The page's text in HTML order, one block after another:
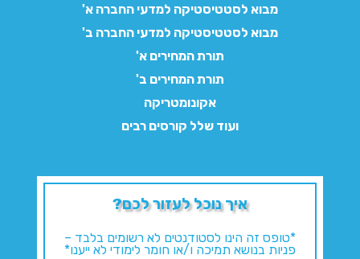
מבוא לסטטיסטיקה למדעי החברה א'
מבוא לסטטיסטיקה למדעי החברה ב'
תורת המחירים א'
תורת המחירים ב'
אקונומטריקה
ועוד שלל קורסים רבים
איך נוכל לעזור לכם?
*טופס זה הינו לסטודנטים לא רשומים בלבד –
פניות בנושא תמיכה ו/או חומר לימודי לא ייענו*